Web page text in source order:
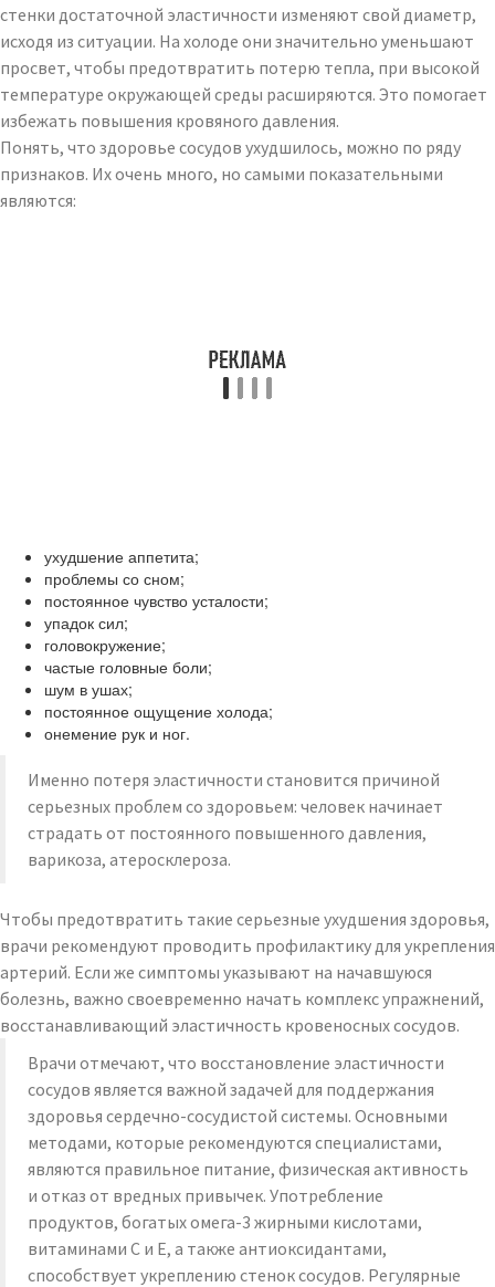
стенки достаточной эластичности изменяют свой диаметр,
исходя из ситуации. На холоде они значительно уменьшают
просвет, чтобы предотвратить потерю тепла, при высокой
температуре окружающей среды расширяются. Это помогает
избежать повышения кровяного давления.
Понять, что здоровье сосудов ухудшилось, можно по ряду
признаков. Их очень много, но самыми показательными
являются:
ухудшение аппетита;
проблемы со сном;
постоянное чувство усталости;
упадок сил;
головокружение;
частые головные боли;
шум в ушах;
постоянное ощущение холода;
онемение рук и ног.
Именно потеря эластичности становится причиной
серьезных проблем со здоровьем: человек начинает
страдать от постоянного повышенного давления,
варикоза, атеросклероза.
Чтобы предотвратить такие серьезные ухудшения здоровья,
врачи рекомендуют проводить профилактику для укрепления
артерий. Если же симптомы указывают на начавшуюся
болезнь, важно своевременно начать комплекс упражнений,
восстанавливающий эластичность кровеносных сосудов.
Врачи отмечают, что восстановление эластичности
сосудов является важной задачей для поддержания
здоровья сердечно-сосудистой системы. Основными
методами, которые рекомендуются специалистами,
являются правильное питание, физическая активность
и отказ от вредных привычек. Употребление
продуктов, богатых омега-3 жирными кислотами,
витаминами C и E, а также антиоксидантами,
способствует укреплению стенок сосудов. Регулярные